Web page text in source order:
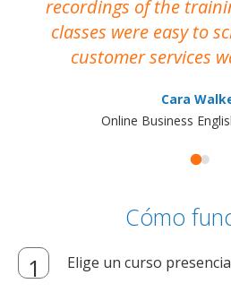
recordings of the
classes were easy to
customer services
Cara
Online Business
Cómo
Elige un curso